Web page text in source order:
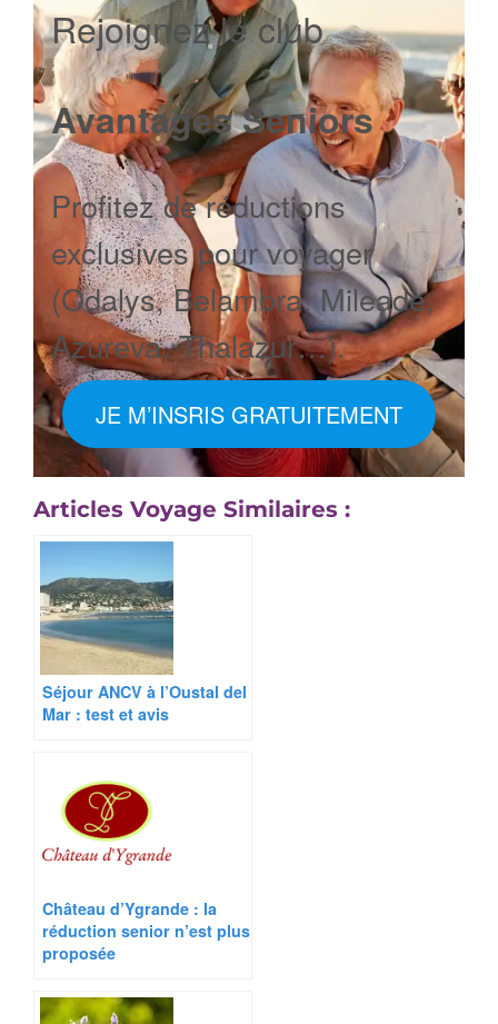
Rejoignez le club
Avantages Seniors
Profitez de réductions
exclusives pour voyager
(Odalys, Belambra, Mileade,
Azureva, Thalazur…).
JE M’INSRIS GRATUITEMENT
Articles Voyage Similaires :
Séjour ANCV à l’Oustal del
Mar : test et avis
Château d’Ygrande : la
réduction senior n’est plus
proposée